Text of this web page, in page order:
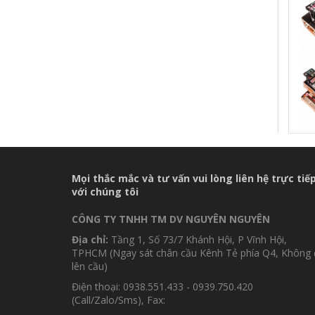
Mọi thắc mắc và tư vấn vui lòng liên hệ trực tiếp
với chúng tôi
CÔNG TY TNHH TM DV NGUYÊN NGUYÊN
Địa chỉ: Tầng 1, Số 73/7 Khánh Hội, P Vĩnh Hội,
TPHCM (Ngay sát chân cầu Kênh Tẻ phía Q4, Không
lên cầu)
Điện thoại: 0938.551.433 - 0939.750.420
(Call/Zalo/Sms), Fax: